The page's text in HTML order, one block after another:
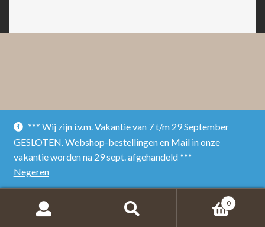
*** Wij zijn i.v.m. Vakantie van 7 t/m 29 September
GESLOTEN. Webshop-bestellingen en Mail in onze
vakantie worden na 29 sept. afgehandeld ***
Negeren
0